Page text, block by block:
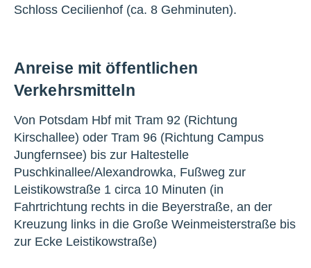
Schloss Cecilienhof (ca. 8 Gehminuten).
Anreise mit öffentlichen
Verkehrsmitteln
Von Potsdam Hbf mit Tram 92 (Richtung
Kirschallee) oder Tram 96 (Richtung Campus
Jungfernsee) bis zur Haltestelle
Puschkinallee/Alexandrowka, Fußweg zur
Leistikowstraße 1 circa 10 Minuten (in
Fahrtrichtung rechts in die Beyerstraße, an der
Kreuzung links in die Große Weinmeisterstraße bis
zur Ecke Leistikowstraße)